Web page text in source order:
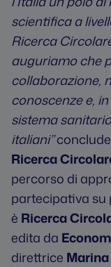
scientifica a
Ricerca
auguriamo che
collaborazione,
conoscenze e,
sistema
italiani”conclude
Ricerca
percorso di
partecipativa su
è Ricerca
edita da
direttrice